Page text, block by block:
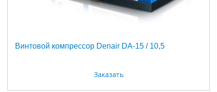
Винтовой компрессор Denair DA-15 / 10,5
Заказать